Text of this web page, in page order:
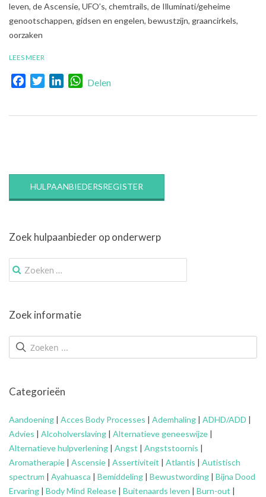
leven, de Ascensie, UFO’s, chemtrails, de Illuminati/geheime
genootschappen, gidsen en engelen, bewustzijn, graancirkels,
oorzaken
LEES MEER
FacebookTwitterLinkedInWhatsApp
Delen
HULPAANBIEDERSREGISTER
Zoek hulpaanbieder op onderwerp
Zoek
naar:
Zoek informatie
Categorieën
Aandoening | Acces Body Processes | Ademhaling | ADHD/ADD |
Advies | Alcoholverslaving | Alternatieve geneeswijze |
Alternatieve hulpverlening | Angst | Angststoornis |
Aromatherapie | Ascensie | Assertiviteit | Atlantis | Autistisch
spectrum | Ayahuasca | Bemiddeling | Bewustwording | Bijna Dood
Ervaring | Body Mind Release | Buitenaards leven | Burn-out |